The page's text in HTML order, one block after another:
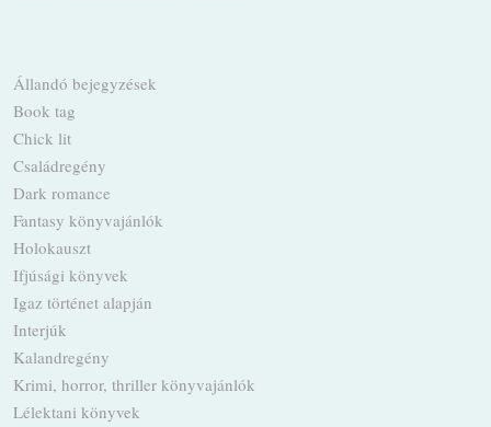
Állandó bejegyzések
Book tag
Chick lit
Családregény
Dark romance
Fantasy könyvajánlók
Holokauszt
Ifjúsági könyvek
Igaz történet alapján
Interjúk
Kalandregény
Krimi, horror, thriller könyvajánlók
Lélektani könyvek